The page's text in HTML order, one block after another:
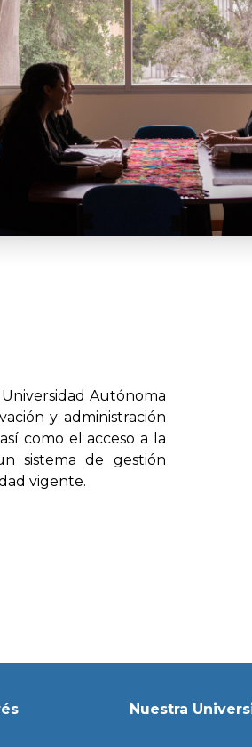
Autónoma
y administración
como el acceso a la
sistema de gestión
vigente.
Nuestra